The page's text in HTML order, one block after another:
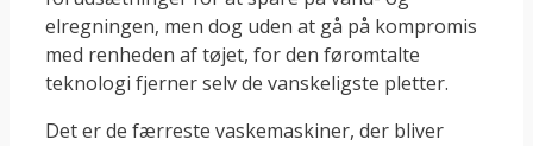
elregningen, men dog uden at gå på kompromis
med renheden af tøjet, for den føromtalte
teknologi fjerner selv de vanskeligste pletter.
Det er de færreste vaskemaskiner, der bliver